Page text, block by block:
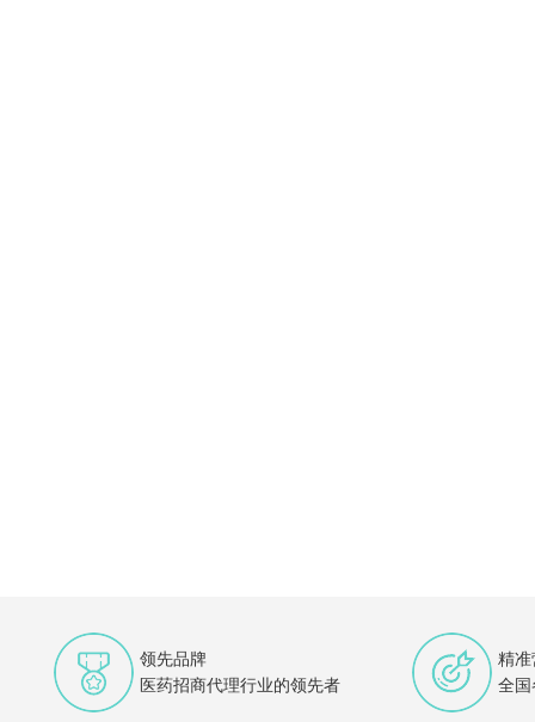
领先品牌
医药招商代理行业的领先者
精
全